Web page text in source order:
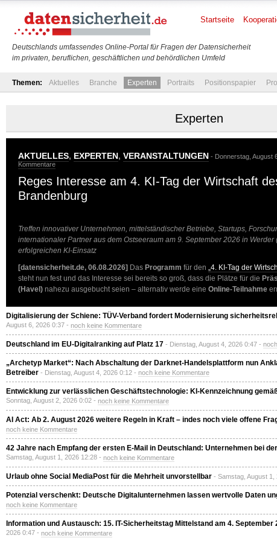
Deutschlands umfassendes Online-Portal für Fragen der Datensicherheit
im privaten, beruflichen, geschäftlichen und behördlichen Umfeld
Startseite
Themen: Aktuelles Branche Experten Portraits Positionspapier
Experten
AKTUELLES, EXPERTEN, VERANSTALTUNGEN - Donnerstag, August
Kommentare
Reges Interesse am 4. KI-Tag der Wirtschaft
Brandenburg
Treffen innovativer Unternehmen, mittelständischer Betriebe, Startups,
internationaler Partner aus dem Ostseeraum am 9. September 2026 in Werder
erfolgreichen KI-Einsatz
[datensicherheit.de, 06.08.2026] Das Programm für den „4. KI-Tag der
steht nun fest und das Interesse sei bereits so groß, dass die Plätze für die
(Havel) nahezu ausgebucht seien – alternativ werde eine Online-Teilnahme
Digitalisierung der Schiene: TÜV-Verband fordert Modernisierung
August 6, 2026 0:37 - noch keine Kommentare
Deutschland im EU-Digitalranking auf Platz 17 - Dienstag, August 4, 2026 0:47 -
„Archetyp Market“: Nach Abschaltung der Darknet-Handelsplattform nun
Betreiber - Dienstag, August 4, 2026 0:12 - noch keine Kommentare
Entwicklung zur verlässlichen Geschäftstechnologie: KI-Kennzeichnung
Sonntag, August 2, 2026 0:02 - noch keine Kommentare
AI Act: Ab 2. August 2026 weitere Regeln in Kraft – indes noch viele offene
noch keine Kommentare
42 Jahre nach Empfang der ersten E-Mail in Deutschland: Unternehmen bei
Samstag, August 1, 2026 12:28 - noch keine Kommentare
Urlaub ohne Social MediaPost für die Mehrheit unvorstellbar - Samstag, August 1,
Potenzial verschenkt: Deutsche Digitalunternehmen lassen wertvolle Daten
noch keine Kommentare
Information und Austausch: 15. IT-Sicherheitstag Mittelstand am 4. September
2026 0:47 - noch keine Kommentare